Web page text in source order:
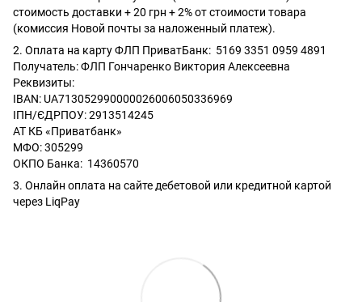
стоимость доставки + 20 грн + 2% от стоимости товара
(комиссия Новой почты за наложенный платеж).
2. Оплата на карту ФЛП ПриватБанк: 5169 3351 0959 4891
Получатель: ФЛП Гончаренко Виктория Алексеевна
Реквизиты:
IBAN: UA713052990000026006050336969
ІПН/ЄДРПОУ: 2913514245
АТ КБ «Приватбанк»
МФО: 305299
ОКПО Банка: 14360570
3. Онлайн оплата на сайте дебетовой или кредитной картой
через LiqPay